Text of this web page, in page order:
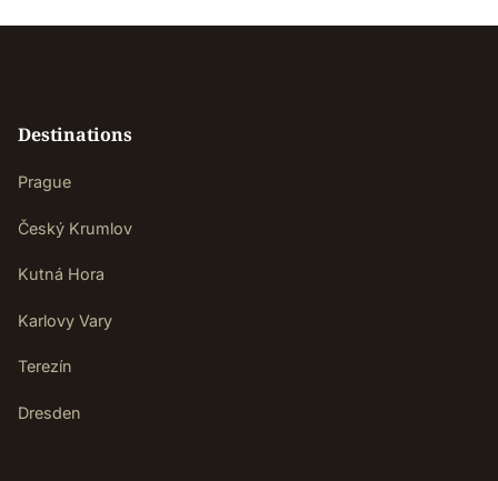
Destinations
Prague
Český Krumlov
Kutná Hora
Karlovy Vary
Terezín
Dresden